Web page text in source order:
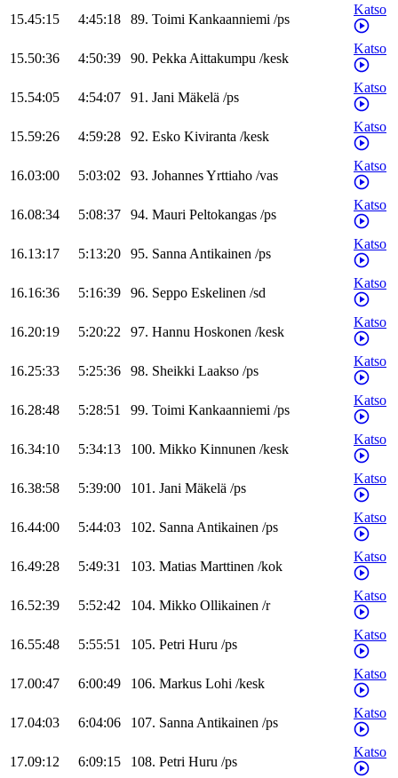
15.45:15 4:45:18 89. Toimi Kankaanniemi /ps
Katso
15.50:36 4:50:39 90. PekkaAittakumpu /kesk
Katso
15.54:05 4:54:07 91. Jani Mäkelä /ps
Katso
15.59:26 4:59:28 92. Esko Kiviranta /kesk
Katso
16.03:00 5:03:02 93. JohannesYrttiaho /vas
Katso
16.08:34 5:08:37 94. Mauri Peltokangas /ps
Katso
16.13:17 5:13:20 95. SannaAntikainen /ps
Katso
16.16:36 5:16:39 96. Seppo Eskelinen /sd
Katso
16.20:19 5:20:22 97. Hannu Hoskonen /kesk
Katso
16.25:33 5:25:36 98. Sheikki Laakso /ps
Katso
16.28:48 5:28:51 99. Toimi Kankaanniemi /ps
Katso
16.34:10 5:34:13 100. Mikko Kinnunen /kesk
Katso
16.38:58 5:39:00 101. Jani Mäkelä /ps
Katso
16.44:00 5:44:03 102. SannaAntikainen /ps
Katso
16.49:28 5:49:31 103. Matias Marttinen /kok
Katso
16.52:39 5:52:42 104. Mikko Ollikainen /r
Katso
16.55:48 5:55:51 105. Petri Huru /ps
Katso
17.00:47 6:00:49 106. Markus Lohi /kesk
Katso
17.04:03 6:04:06 107. SannaAntikainen /ps
Katso
17.09:12 6:09:15 108. Petri Huru /ps
Katso